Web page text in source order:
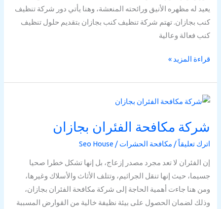
يعيد له مظهره الأنيق ورائحته المنعشة، وهنا يأتي دور شركة تنظيف
كنب بجازان. تهتم شركة تنظيف كنب بجازان بتقديم حلول تنظيف
كنب فعالة وعالية
قراءة المزيد »
شركة مكافحة الفئران بجازان
اترك تعليقاً / مكافحة الحشرات /
Seo House
إن الفئران لا تعد مجرد مصدر إزعاج، بل إنها تشكل خطرا صحيا
جسيما، حيث إنها تنقل الجراثيم، وتتلف الأثاث والأسلاك وغيرها،
ومن هنا جاءت أهمية الحاجة إلى شركة مكافحة الفئران بجازان،
وذلك لضمان الحصول على بيئة نظيفة خالية من القوارض المسببة
شركة
الفئران
بجازان